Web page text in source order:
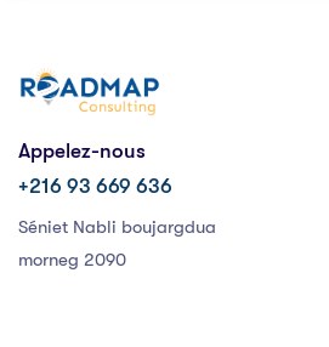
Appelez-nous
+216 93 669 636
Séniet Nabli boujargdua
morneg 2090